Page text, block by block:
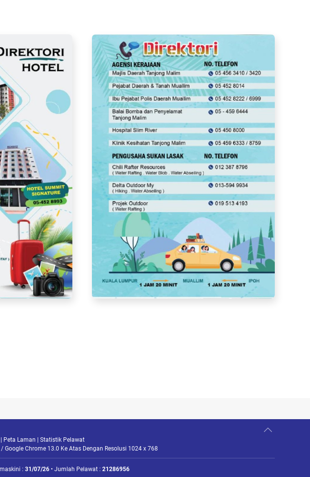
| Peta Laman | Statistik Pelawat
Chrome 13.0 Ke Atas Dengan Resolusi 1024 x 768
: 31/07/26• Jumlah Pelawat : 21286956